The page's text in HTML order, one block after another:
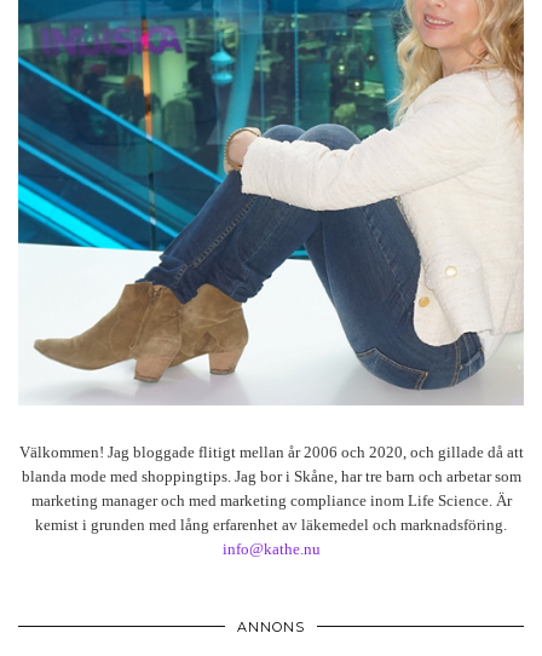
Välkommen! Jag bloggade flitigt mellan år 2006 och 2020, och gillade då att
blanda mode med shoppingtips. Jag bor i Skåne, har tre barn och arbetar som
marketing manager och med marketing compliance inom Life Science. Är
kemist i grunden med lång erfarenhet av läkemedel och marknadsföring.
info@kathe.nu
ANNONS